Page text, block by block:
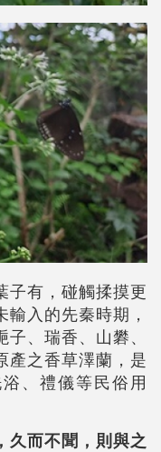
子有，碰觸揉摸更
入的先秦時期，
、瑞香、山礬、
產之香草澤蘭，是
、禮儀等民俗用
久而不聞，則與之